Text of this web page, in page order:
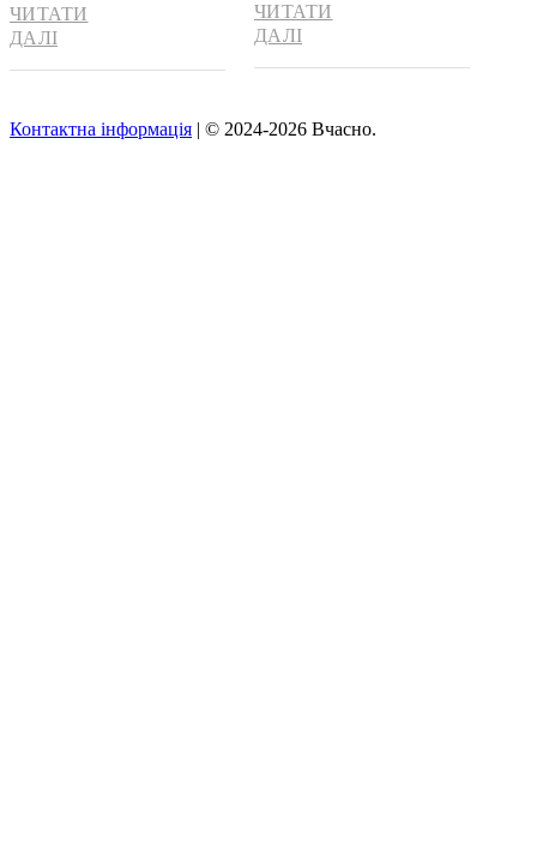
ЧИТАТИ
ДАЛІ
ЧИТАТИ
ДАЛІ
Контактна інформація | © 2024-2026 Вчасно.